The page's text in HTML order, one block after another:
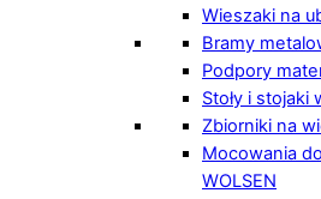
Wieszaki na
Bramy
Podpory
Stoły i stojaki
Zbiorniki na
Mocowania
WOLSEN